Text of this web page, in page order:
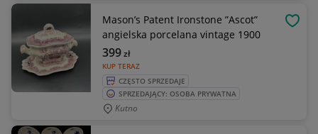
Mason’s Patent Ironstone ”Ascot”
angielska porcelana vintage 1900
KUP TERAZ
399zł
CZĘSTO SPRZEDAJE
SPRZEDAJĄCY: OSOBA PRYWATNA
Kutno